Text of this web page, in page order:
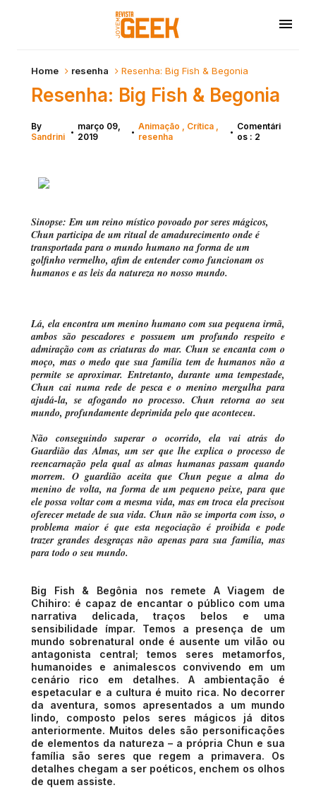
Home resenha Resenha: Big Fish & Begonia
Resenha: Big Fish & Begonia
By
Sandrini
• março 09,
2019
• Animação
Crítica
resenha
• Comentári
os : 2
Sinopse: Em um reino místico povoado por seres mágicos,
Chun participa de um ritual de amadurecimento onde é
transportada para o mundo humano na forma de um
golfinho vermelho, afim de entender como funcionam os
humanos e as leis da natureza no nosso mundo.
Lá, ela encontra um menino humano com sua pequena irmã,
ambos são pescadores e possuem um profundo respeito e
admiração com as criaturas do mar. Chun se encanta com o
moço, mas o medo que sua família tem de humanos não a
permite se aproximar. Entretanto, durante uma tempestade,
Chun cai numa rede de pesca e o menino mergulha para
ajudá-la, se afogando no processo. Chun retorna ao seu
mundo, profundamente deprimida pelo que aconteceu.
Não conseguindo superar o ocorrido, ela vai atrás do
Guardião das Almas, um ser que lhe explica o processo de
reencarnação pela qual as almas humanas passam quando
morrem. O guardião aceita que Chun pegue a alma do
menino de volta, na forma de um pequeno peixe, para que
ele possa voltar com a mesma vida, mas em troca ela precisou
oferecer metade de sua vida. Chun não se importa com isso, o
problema maior é que esta negociação é proibida e pode
trazer grandes desgraças não apenas para sua família, mas
para todo o seu mundo.
Big Fish & Begônia nos remete A Viagem de
Chihiro: é capaz de encantar o público com uma
narrativa delicada, traços belos e uma
sensibilidade ímpar. Temos a presença de um
mundo sobrenatural onde é ausente um vilão ou
antagonista central; temos seres metamorfos,
humanoides e animalescos convivendo em um
cenário rico em detalhes. A ambientação é
espetacular e a cultura é muito rica. No decorrer
da aventura, somos apresentados a um mundo
lindo, composto pelos seres mágicos já ditos
anteriormente. Muitos deles são personificações
de elementos da natureza – a própria Chun e sua
família são seres que regem a primavera. Os
detalhes chegam a ser poéticos, enchem os olhos
de quem assiste.